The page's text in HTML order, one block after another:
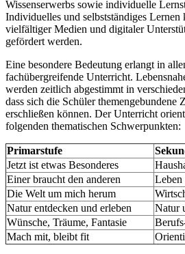
Wissenserwerbs sowie individuelle
Individuelles und selbstständiges
vielfältiger Medien und digitaler
gefördert werden.
Eine besondere Bedeutung erlangt in
fachübergreifende Unterricht.
werden zeitlich abgestimmt in
dass sich die Schüler themengebundene
erschließen können. Der Unterricht
folgenden thematischen Schwerpunkten:
Primarstufe
Jetzt ist etwas Besonderes
Einer braucht den anderen
Leben
Die Welt um mich herum
Natur entdecken und erleben
Natur
Wünsche, Träume, Fantasie
Mach mit, bleibt fit